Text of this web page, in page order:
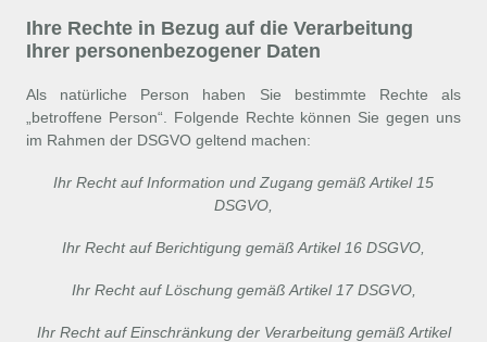
Ihre Rechte in Bezug auf die Verarbeitung
Ihrer personenbezogener Daten
Als natürliche Person haben Sie bestimmte Rechte als
„betroffene Person“. Folgende Rechte können Sie gegen uns
im Rahmen der DSGVO geltend machen:
Ihr Recht auf Information und Zugang gemäß Artikel 15
DSGVO,
Ihr Recht auf Berichtigung gemäß Artikel 16 DSGVO,
Ihr Recht auf Löschung gemäß Artikel 17 DSGVO,
Ihr Recht auf Einschränkung der Verarbeitung gemäß Artikel